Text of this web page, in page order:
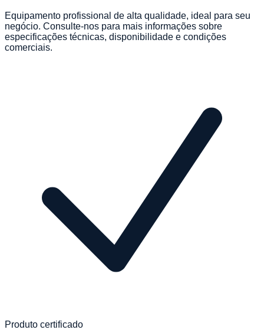
Equipamento profissional de alta qualidade, ideal para seu
negócio. Consulte-nos para mais informações sobre
especificações técnicas, disponibilidade e condições
comerciais.
Produto certificado